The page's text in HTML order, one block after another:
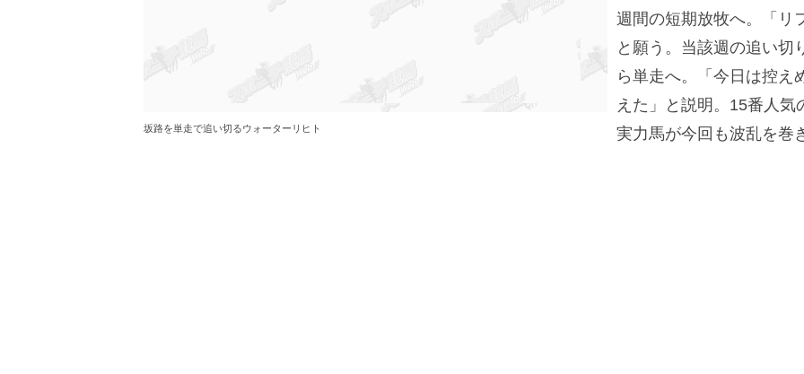
坂路を単走で追い切るウォーターリヒト
週間の短期放牧へ。「リ
と願う。当該週の追い切
ら単走へ。「今日は控え
えた」と説明。15番人
実力馬が今回も波乱を巻